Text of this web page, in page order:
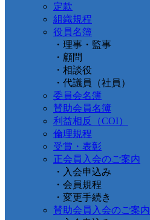
ス
キ
ッ
プ
定款
組織規程
役員名簿
・理事・監事
・顧問
・相談役
・代議員（社員）
委員会名簿
賛助会員名簿
利益相反（COI）
倫理規程
受賞・表彰
正会員入会のご案内
・入会申込み
・会員規程
・変更手続き
賛助会員入会のご案内